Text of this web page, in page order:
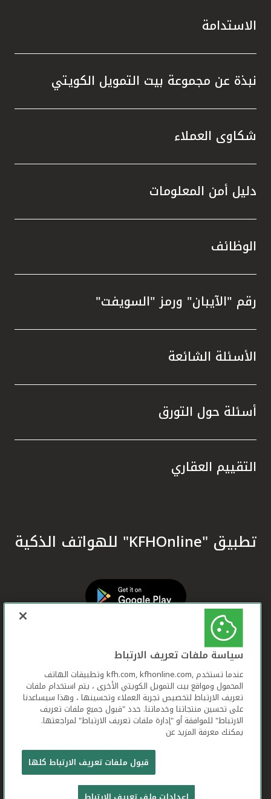
الاستدامة
نبذة عن مجموعة بيت التمويل الكويتي
شكاوى العملاء
دليل أمن المعلومات
الوظائف
رقم "الآيبان" ورمز "السويفت"
الأسئلة الشائعة
أسئلة حول التورق
التقييم العقاري
تطبيق "KFHOnline" للهواتف الذكية
بيت التمويل الكويتي جميع الحقوق محفوظة © 2026
شروط وأحكام استخدام الموقع الإلكتروني
سياسة ملفات تعريف الارتباط
عندما تستخدم ,kfh.com, kfhonline.com وتطبيقات الهاتف
المحمول ومواقع بيت التمويل الكويتي الأخرى ، يتم استخدام ملفات
تعريف الارتباط لتخصيص تجربة العملاء وتحسينها ، وهذا سيساعدنا
على تحسين منتجاتنا وخدماتنا. حدد "قبول جميع ملفات تعريف
الارتباط" للموافقة أو "إدارة ملفات تعريف الارتباط" لمراجعتها.
يمكنك معرفة المزيد عن
قبول ملفات تعريف الارتباط كلها